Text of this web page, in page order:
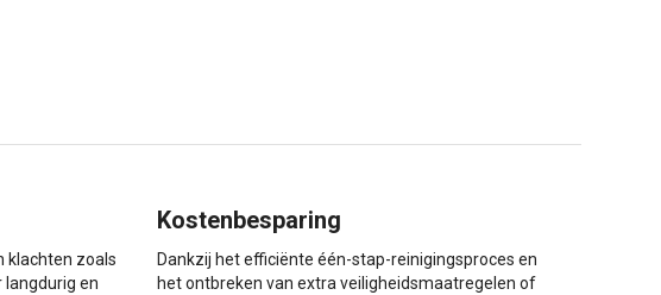
klachten zoals
langdurig en
Kostenbesparing
Dankzij het efficiënte één-stap-reinigingsproces en
het ontbreken van extra veiligheidsmaatregelen of